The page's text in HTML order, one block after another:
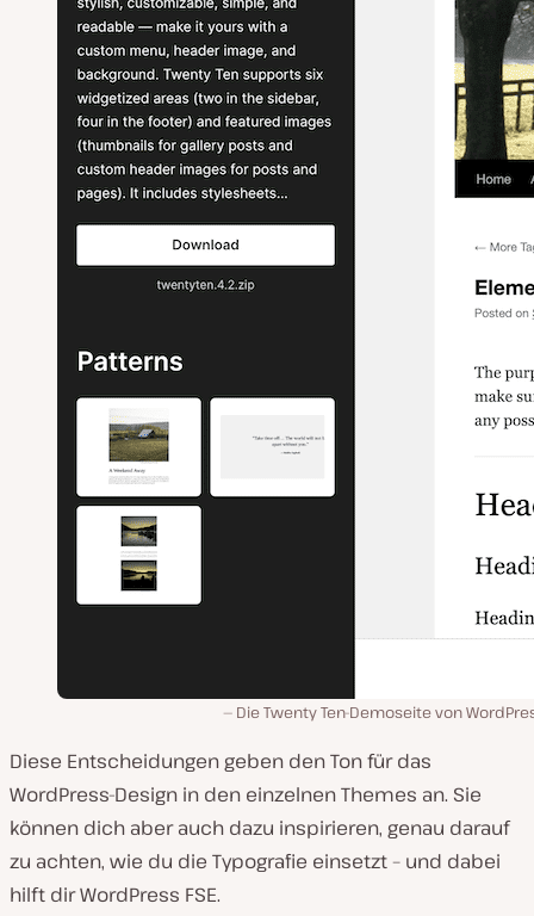
Die Twenty Ten-Demoseite von
Diese Entscheidungen geben den Ton für das
WordPress-Design in den einzelnen Themes an. Sie
können dich aber auch dazu inspirieren, genau darauf
zu achten, wie du die Typografie einsetzt – und dabei
hilft dir WordPress FSE.